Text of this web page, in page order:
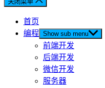
首页
编程 Show sub menu
前端开发
后端开发
微信开发
服务器